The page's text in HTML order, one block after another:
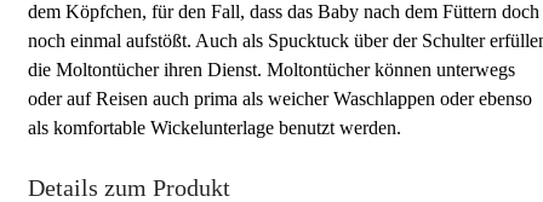
dem Köpfchen, für den Fall, dass das Baby nach dem Füttern doch
noch einmal aufstößt. Auch als Spucktuck über der Schulter
die Moltontücher ihren Dienst. Moltontücher können unterwegs
oder auf Reisen auch prima als weicher Waschlappen oder ebenso
als komfortable Wickelunterlage benutzt werden.
Details zum Produkt